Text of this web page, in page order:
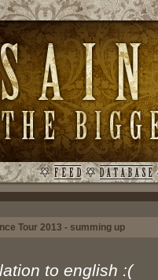
Tour 2013 - summing up
to english :(